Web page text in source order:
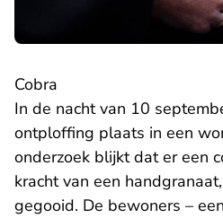
Cobra
In de nacht van 10
ontploffing plaats in een
onderzoek blijkt dat er een
kracht van een
gegooid. De bewoners –